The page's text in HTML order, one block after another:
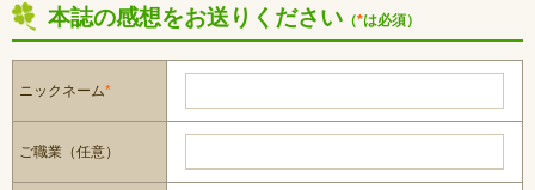
本誌の感想をお送りください （*は必須）
ニックネーム*
ご職業（任意）